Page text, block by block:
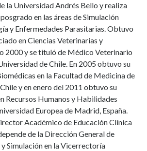
la Universidad Andrés Bello y realiza
en las áreas de Simulación
y Enfermedades Parasitarias. Obtuvo
en Ciencias Veterinarias y
2000 y se tituló de Médico Veterinario
de Chile. En 2005 obtuvo su
en la Facultad de Medicina de
y en enero del 2011 obtuvo su
Recursos Humanos y Habilidades
Europea de Madrid, España.
Académico de Educación Clínica
de la Dirección General de
Simulación en la Vicerrectoría